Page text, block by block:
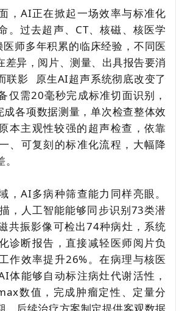
，AI正在掀起一场效率与标准化
。过去超声、CT、核磁、 核医学
医师多年积累的临床经验，不同医
差异，阅片、测量、出具报告要消
联影
原生AI超声系统彻底改变了
仅需20毫秒完成标准切面识别，
各项数据测量，单次检查整体效
本主观性较强的超声检查，依靠
、可复刻的标准化流程，大幅降
，AI多病种筛查能力同样亮眼。
，人工智能能够同步识别73类潜
共振影像可检出74种病灶，系统
诊断报告，直接减轻医师阅片负
作效率提升26%。在病理与核医
体能够自动标注病灶代谢活性，
数值，完成肿瘤定性、定量分
、后续治疗方案制定提供客观数据